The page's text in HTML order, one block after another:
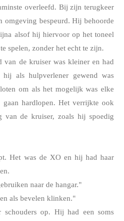
overleefd. Bij zijn terugkeer
omgeving bespeurd. Hij behoorde
alsof hij hiervoor op het toneel
spelen, zonder het echt te zijn.
van de kruiser was kleiner en had
als hulpverlener gewend was
om als het mogelijk was elke
gaan hardlopen. Het verrijkte ook
de kruiser, zoals hij spoedig
Het was de XO en hij had haar
naar de hangar."
als bevelen klinken."
schouders op. Hij had een soms